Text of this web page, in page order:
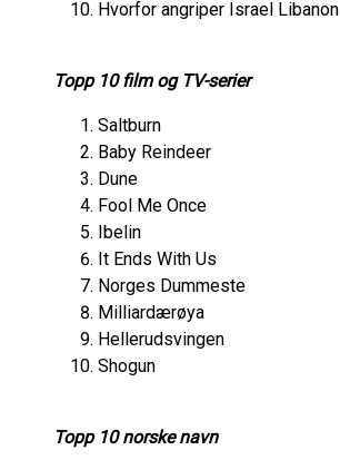
Hvorfor angriper Israel Libanon
Topp 10 film og TV-serier
Saltburn
Baby Reindeer
Dune
Fool Me Once
Ibelin
It Ends With Us
Norges Dummeste
Milliardærøya
Hellerudsvingen
Shogun
Topp 10 norske navn